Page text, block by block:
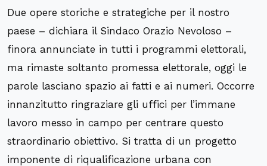
Due opere storiche e strategiche per il nostro
paese – dichiara il Sindaco Orazio Nevoloso –
finora annunciate in tutti i programmi elettorali,
ma rimaste soltanto promessa elettorale, oggi le
parole lasciano spazio ai fatti e ai numeri. Occorre
innanzitutto ringraziare gli uffici per l’immane
lavoro messo in campo per centrare questo
straordinario obiettivo. Si tratta di un progetto
imponente di riqualificazione urbana con